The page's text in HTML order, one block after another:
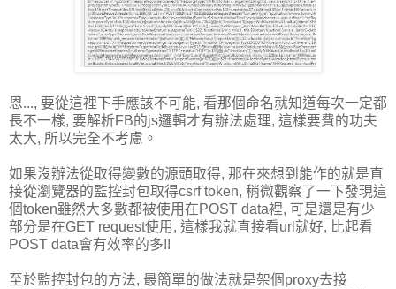
恩..., 要從這裡下手應該不可能, 看那個命名就知道每次一定都
長不一樣, 要解析FB的js邏輯才有辦法處理, 這樣要費的功夫
太大, 所以完全不考慮。
如果沒辦法從取得變數的源頭取得, 那在來想到能作的就是直
接從瀏覽器的監控封包取得csrf token, 稍微觀察了一下發現這
個token雖然大多數都被使用在POST data裡, 可是還是有少
部分是在GET request使用, 這樣我就直接看url就好, 比起看
POST data會有效率的多!!
至於監控封包的方法, 最簡單的做法就是架個proxy去接